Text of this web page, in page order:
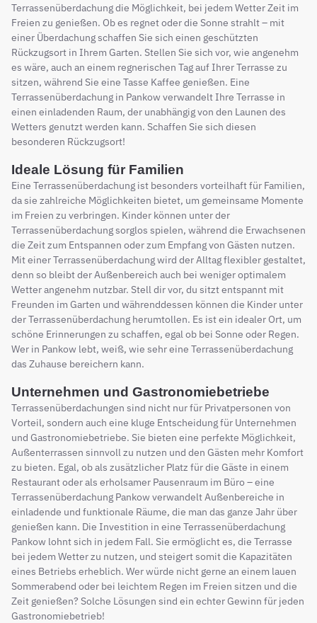
Terrassenüberdachung die Möglichkeit, bei jedem Wetter Zeit im
Freien zu genießen. Ob es regnet oder die Sonne strahlt – mit
einer Überdachung schaffen Sie sich einen geschützten
Rückzugsort in Ihrem Garten. Stellen Sie sich vor, wie angenehm
es wäre, auch an einem regnerischen Tag auf Ihrer Terrasse zu
sitzen, während Sie eine Tasse Kaffee genießen. Eine
Terrassenüberdachung in Pankow verwandelt Ihre Terrasse in
einen einladenden Raum, der unabhängig von den Launen des
Wetters genutzt werden kann. Schaffen Sie sich diesen
besonderen Rückzugsort!
Ideale Lösung für Familien
Eine Terrassenüberdachung ist besonders vorteilhaft für Familien,
da sie zahlreiche Möglichkeiten bietet, um gemeinsame Momente
im Freien zu verbringen. Kinder können unter der
Terrassenüberdachung sorglos spielen, während die Erwachsenen
die Zeit zum Entspannen oder zum Empfang von Gästen nutzen.
Mit einer Terrassenüberdachung wird der Alltag flexibler gestaltet,
denn so bleibt der Außenbereich auch bei weniger optimalem
Wetter angenehm nutzbar. Stell dir vor, du sitzt entspannt mit
Freunden im Garten und währenddessen können die Kinder unter
der Terrassenüberdachung herumtollen. Es ist ein idealer Ort, um
schöne Erinnerungen zu schaffen, egal ob bei Sonne oder Regen.
Wer in Pankow lebt, weiß, wie sehr eine Terrassenüberdachung
das Zuhause bereichern kann.
Unternehmen und Gastronomiebetriebe
Terrassenüberdachungen sind nicht nur für Privatpersonen von
Vorteil, sondern auch eine kluge Entscheidung für Unternehmen
und Gastronomiebetriebe. Sie bieten eine perfekte Möglichkeit,
Außenterrassen sinnvoll zu nutzen und den Gästen mehr Komfort
zu bieten. Egal, ob als zusätzlicher Platz für die Gäste in einem
Restaurant oder als erholsamer Pausenraum im Büro – eine
Terrassenüberdachung Pankow verwandelt Außenbereiche in
einladende und funktionale Räume, die man das ganze Jahr über
genießen kann. Die Investition in eine Terrassenüberdachung
Pankow lohnt sich in jedem Fall. Sie ermöglicht es, die Terrasse
bei jedem Wetter zu nutzen, und steigert somit die Kapazitäten
eines Betriebs erheblich. Wer würde nicht gerne an einem lauen
Sommerabend oder bei leichtem Regen im Freien sitzen und die
Zeit genießen? Solche Lösungen sind ein echter Gewinn für jeden
Gastronomiebetrieb!